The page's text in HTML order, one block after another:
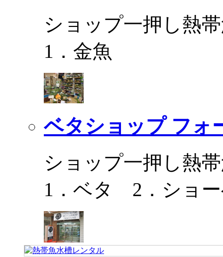
ショップ一押し熱
1．金魚
ベタショップ フォ
ショップ一押し熱
1．ベタ 2．ショ